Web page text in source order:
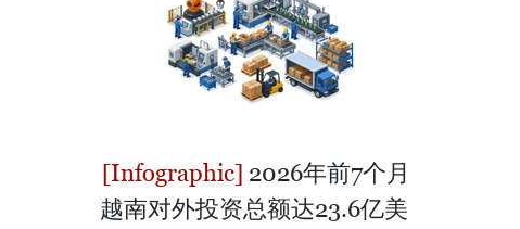
2026年前7个月
越南对外投资总额达23.6亿美